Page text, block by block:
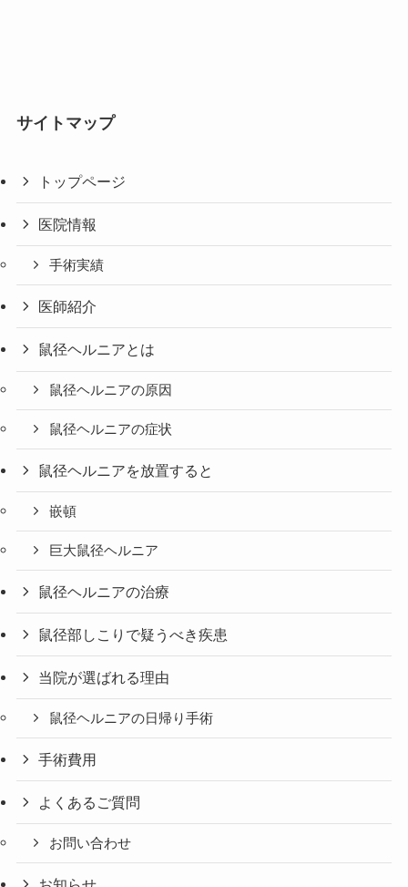
サイトマップ
トップページ
医院情報
手術実績
医師紹介
鼠径ヘルニアとは
鼠径ヘルニアの原因
鼠径ヘルニアの症状
鼠径ヘルニアを放置すると
嵌頓
巨大鼠径ヘルニア
鼠径ヘルニアの治療
鼠径部しこりで疑うべき疾患
当院が選ばれる理由
鼠径ヘルニアの日帰り手術
手術費用
よくあるご質問
お問い合わせ